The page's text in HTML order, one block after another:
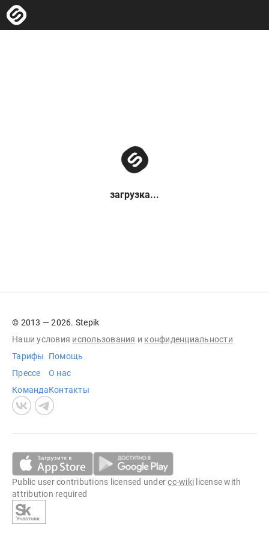
загрузка...
© 2013 — 2026. Stepik
Наши условия использования и конфиденциальности
Тарифы
Прессе
Команда
Помощь
О нас
Контакты
Public user contributions licensed undercc-wiki license with
attribution required